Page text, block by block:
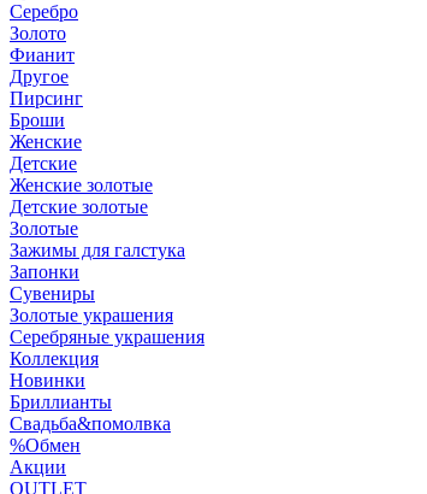
Серебро
Золото
Фианит
Другое
Пирсинг
Броши
Женские
Детские
Женские золотые
Детские золотые
Золотые
Зажимы для галстука
Запонки
Сувениры
Золотые украшения
Серебряные украшения
Коллекция
Новинки
Бриллианты
Свадьба&помолвка
%Обмен
Акции
OUTLET